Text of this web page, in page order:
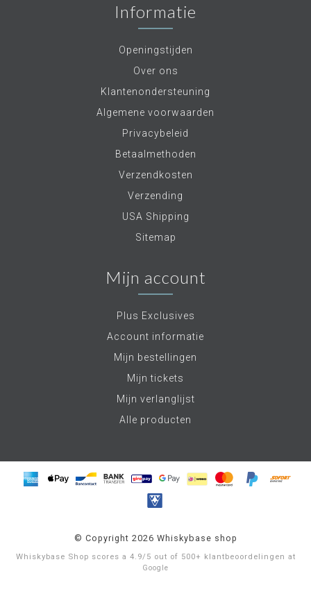
Informatie
Openingstijden
Over ons
Klantenondersteuning
Algemene voorwaarden
Privacybeleid
Betaalmethoden
Verzendkosten
Verzending
USA Shipping
Sitemap
Mijn account
Plus Exclusives
Account informatie
Mijn bestellingen
Mijn tickets
Mijn verlanglijst
Alle producten
© Copyright 2026 Whiskybase shop
Whiskybase Shop scores a 4.9/ 5 out of 500+ klantbeoordelingen at
Google